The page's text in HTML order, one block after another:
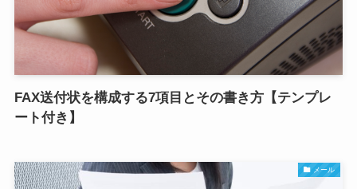
FAX送付状を構成する7項目とその書き方【テンプレ
ート付き】
メール